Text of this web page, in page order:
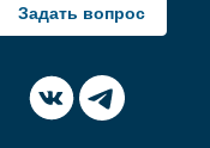
Задать вопрос